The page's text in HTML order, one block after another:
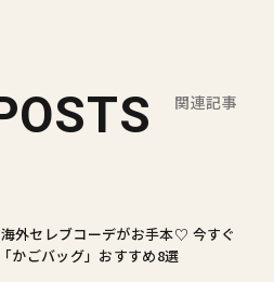
関連記事
海外セレブコーデがお手本♡ 今すぐ
かごバッグ」おすすめ8選